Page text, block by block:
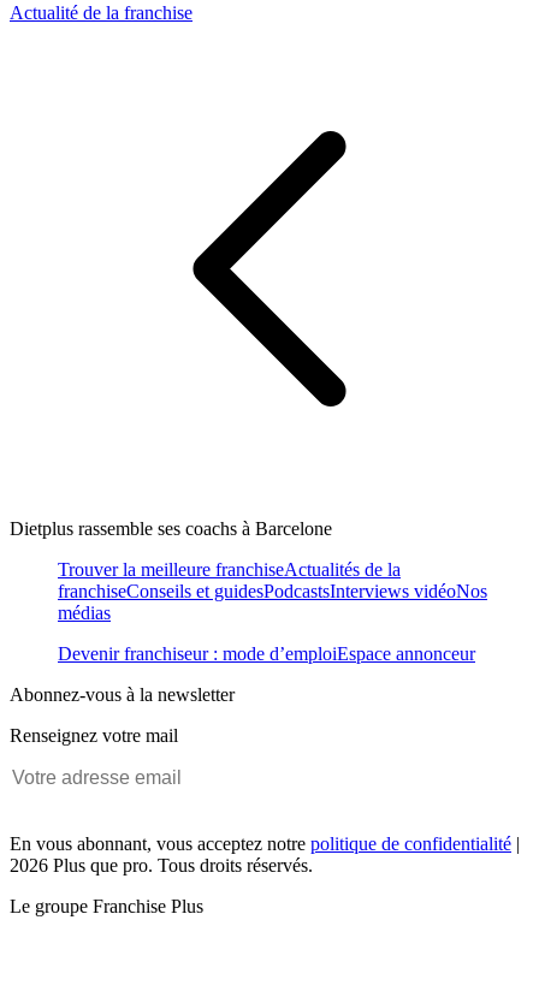
Actualité de la franchise
Dietplus rassemble ses coachs à Barcelone
Trouver la meilleure franchiseActualités de la
franchiseConseils et guidesPodcastsInterviews vidéoNos
médias
Devenir franchiseur : mode d’emploiEspace annonceur
Abonnez-vous à la newsletter
Renseignez votre mail
En vous abonnant, vous acceptez notre politique de confidentialité |
2026 Plus que pro. Tous droits réservés.
Le groupe Franchise Plus